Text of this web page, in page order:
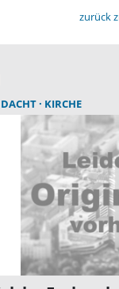
zurück
KIRCHE